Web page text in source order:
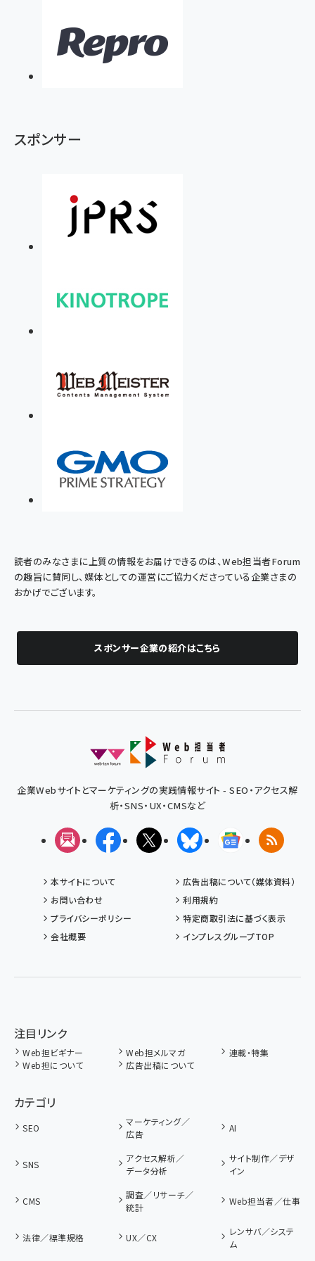
スポンサー
読者のみなさまに上質の情報をお届けできるのは、Web担当者Forum
の趣旨に賛同し、媒体としての運営にご協力くださっている企業さまの
おかげでございます。
スポンサー企業の紹介はこちら
企業Webサイトとマーケティングの実践情報サイト - SEO・アクセス解
析・SNS・UX・CMSなど
メルマガFacebookX(エックス)BlueskyGoogleニュ
RSS
本サイトについて
広告出稿について（媒体資料）
お問い合わせ
利用規約
プライバシーポリシー
特定商取引法に基づく表示
会社概要
インプレスグループTOP
注目リンク
Web担ビギナー Web担メルマガ
連載・特集
Web担について
広告出稿について
カテゴリ
SEO
マーケティング／
広告
AI
SNS
アクセス解析／
データ分析
サイト制作／デザ
イン
CMS
調査／リサーチ／
統計
Web担当者／仕事
法律／標準規格 UX／CX
レンサバ／システ
ム